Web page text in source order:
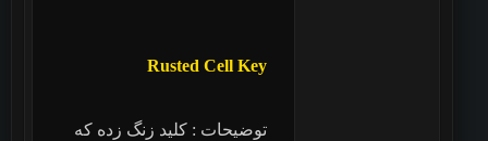
Rusted Cell Key
توضیحات : کلید زنگ زده که